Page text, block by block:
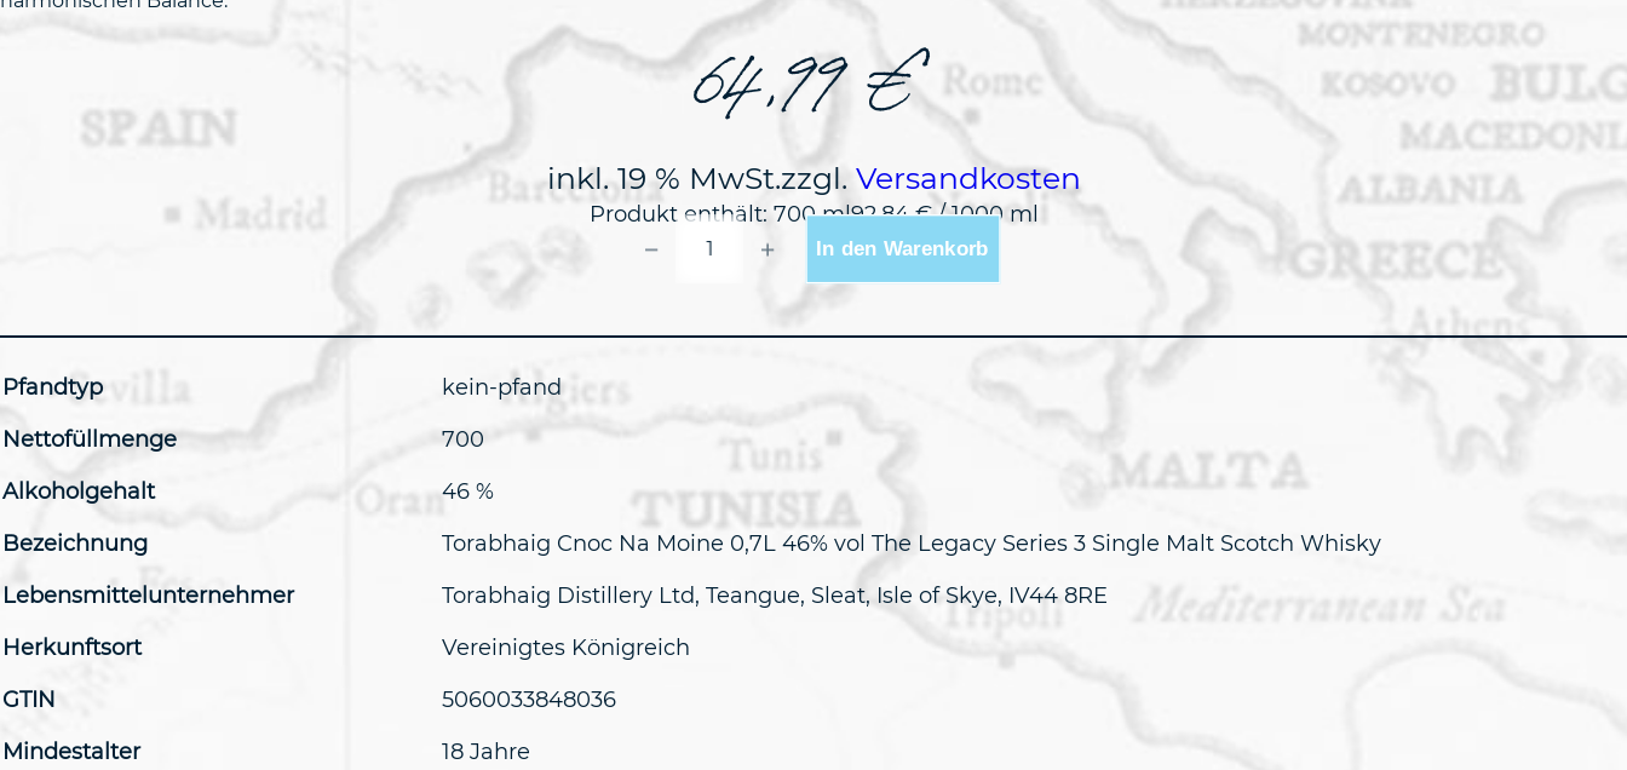
64,99€
inkl. 19 % MwSt.zzgl. Versandkosten
Produkt enthält: 700ml92,84€/1000 ml
TORABHAIG
CNOC
− + In den Warenkorb
Pfandtyp kein-pfand
Nettofüllmenge 700
Alkoholgehalt 46 %
Bezeichnung Torabhaig Cnoc Na Moine 0,7L 46% vol The Legacy Series 3 Single Malt Scotch Whisky
Lebensmittelunternehmer Torabhaig Distillery Ltd, Teangue, Sleat, Isle of Skye, IV44 8RE
Herkunftsort Vereinigtes Königreich
GTIN 5060033848036
Mindestalter 18 Jahre